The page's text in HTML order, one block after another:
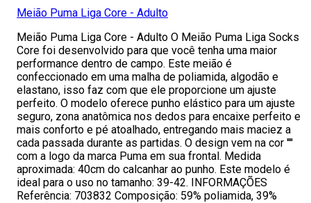
Meião Puma Liga Core - Adulto
Meião Puma Liga Core - Adulto O Meião Puma Liga Socks
Core foi desenvolvido para que você tenha uma maior
performance dentro de campo. Este meião é
confeccionado em uma malha de poliamida, algodão e
elastano, isso faz com que ele proporcione um ajuste
perfeito. O modelo oferece punho elástico para um ajuste
seguro, zona anatômica nos dedos para encaixe perfeito e
mais conforto e pé atoalhado, entregando mais maciez a
cada passada durante as partidas. O design vem na cor ''''
com a logo da marca Puma em sua frontal. Medida
aproximada: 40cm do calcanhar ao punho. Este modelo é
ideal para o uso no tamanho: 39-42. INFORMAÇÕES
Referência: 703832 Composição: 59% poliamida, 39%